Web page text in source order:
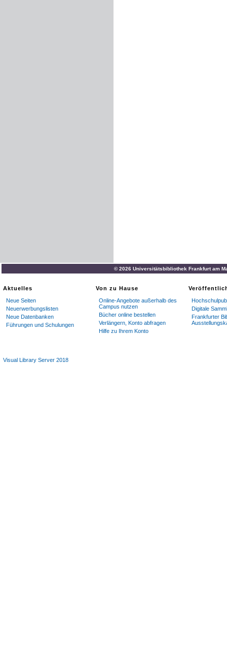
© 2026 Universitätsbibliothek Frankfurt am
Aktuelles
Neue Seiten
Neuerwerbungslisten
Neue Datenbanken
Führungen und Schulungen
Von zu Hause
Online-Angebote außerhalb des
Campus nutzen
Bücher online bestellen
Verlängern, Konto abfragen
Hilfe zu Ihrem Konto
Digitale
Frankfurter
Visual Library Server 2018